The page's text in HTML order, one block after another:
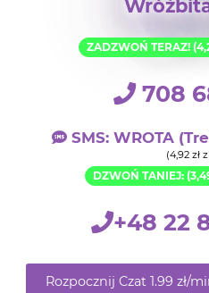
ZADZWOŃ TERAZ!
708
SMS: WROTA
(4,92 zł
DZWOŃ TANIEJ:
+48 22
Rozpocznij Czat 1.99 zł/